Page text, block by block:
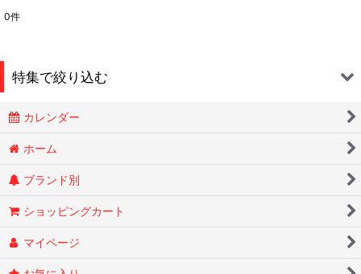
0件
特集で絞り込む
ESSENZE
カレンダー
ホーム
ブランド別
ショッピングカート
マイページ